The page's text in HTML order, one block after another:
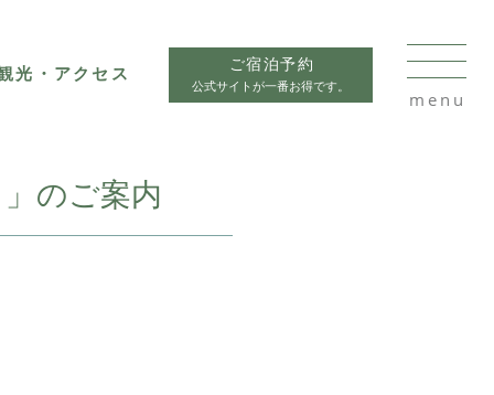
光・アクセス
ご宿泊予約
公式サイトが一番お得です。
のご案内